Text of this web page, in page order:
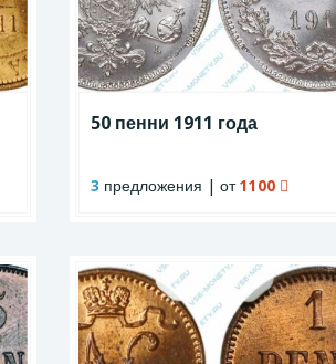
50 пенни 1911 года
3 предложения | от1100